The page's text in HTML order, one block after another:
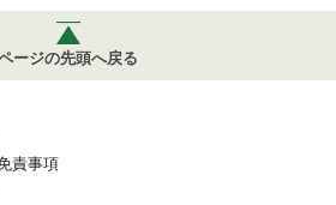
ージの先頭へ戻る
責事項